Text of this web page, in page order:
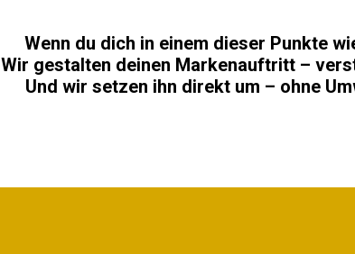
Wenn du dich in einem dieser Punkte
Wir gestalten deinen Markenauftritt –
Und wir setzen ihn direkt um – ohne